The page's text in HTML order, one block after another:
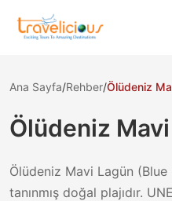
Turlar
Havalimanı
Ana Sayfa/Rehber/Ölüdeniz
Ölüdeniz
Ölüdeniz Mavi Lagün
tanınmış doğal plajıdır.